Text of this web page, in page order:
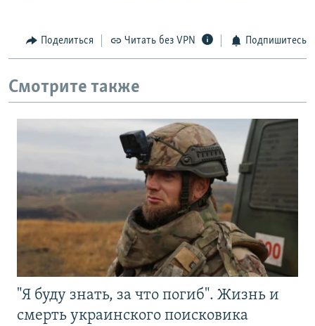
Поделиться Читать без VPN Подпишитесь
Смотрите также
"Я буду знать, за что погиб". Жизнь и
смерть украинского поисковика